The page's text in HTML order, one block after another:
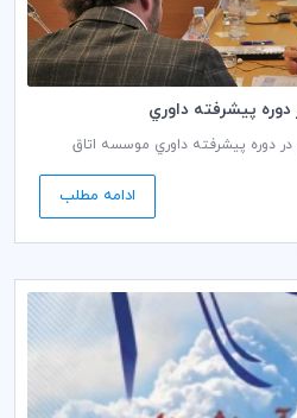
پيشرفته داوري
دوره پيشرفته داوري موسسه اتاق
ادامه مطلب